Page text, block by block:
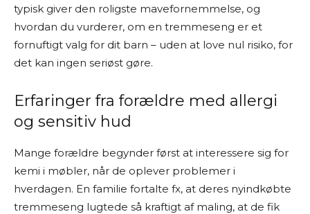
typisk giver den roligste mavefornemmelse, og
hvordan du vurderer, om en tremmeseng er et
fornuftigt valg for dit barn – uden at love nul risiko, for
det kan ingen seriøst gøre.
Erfaringer fra forældre med allergi
og sensitiv hud
Mange forældre begynder først at interessere sig for
kemi i møbler, når de oplever problemer i
hverdagen. En familie fortalte fx, at deres nyindkøbte
tremmeseng lugtede så kraftigt af maling, at de fik